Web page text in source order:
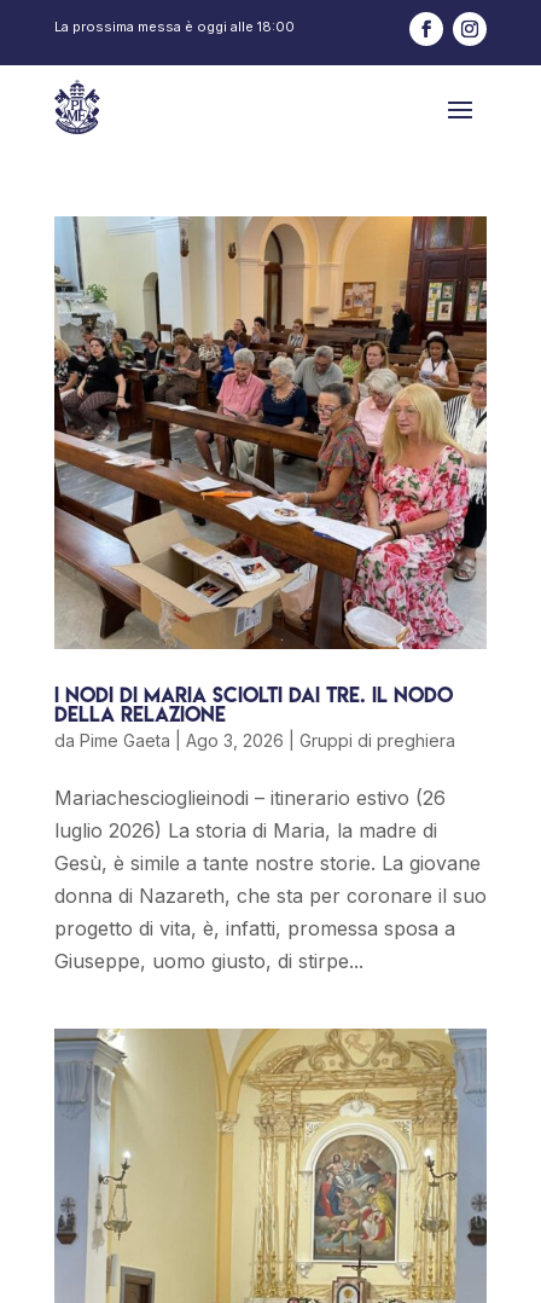
La prossima messa è oggi alle 18:00
I nodi di Maria sciolti dai Tre. Il nodo
della relazione
da Pime Gaeta Ago 3, 2026 Gruppi di preghiera
Mariachescioglieinodi – itinerario estivo (26
luglio 2026) La storia di Maria, la madre di
Gesù, è simile a tante nostre storie. La giovane
donna di Nazareth, che sta per coronare il suo
progetto di vita, è, infatti, promessa sposa a
Giuseppe, uomo giusto, di stirpe...